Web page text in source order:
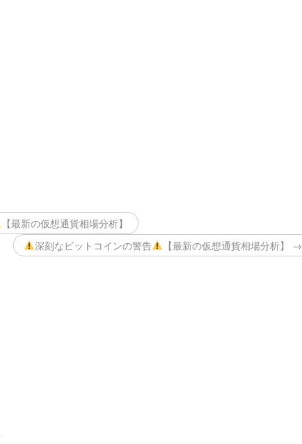
【最新の仮想通貨相場分析】
深刻なビットコインの警告
【最新の仮想通貨相場分析】 →